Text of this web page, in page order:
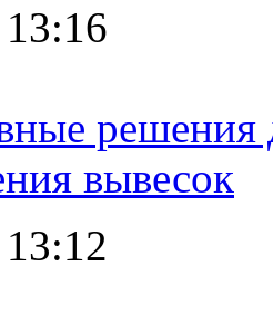
решения
вывесок